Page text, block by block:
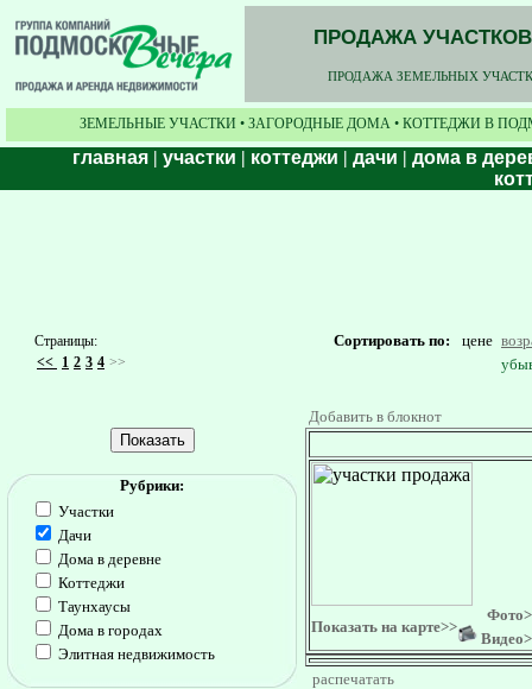
ПРОДАЖА
ПРОДАЖА ЗЕМЕЛЬНЫХ
ЗЕМЕЛЬНЫЕ УЧАСТКИ • ЗАГОРОДНЫЕ ДОМА • КОТТЕДЖИ В
главная | участки | коттеджи | дачи | дома в
Страницы:
<< 1 2 3 4 >>
Сортировать по: цене
Рубрики:
Участки
Дачи
Дома в деревне
Коттеджи
Таунхаусы
Дома в городах
Элитная недвижимость
Добавить в блокнот
Показать на карте>>
распечатать